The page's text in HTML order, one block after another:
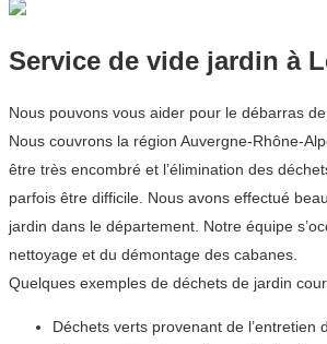
Service de vide jardin à
Nous pouvons vous aider pour le débarras
Nous couvrons la région Auvergne-Rhône-
être très encombré et l’élimination des
parfois être difficile. Nous avons effectué
jardin dans le département. Notre équipe
nettoyage et du démontage des cabanes.
Quelques exemples de déchets de jardin
Déchets verts provenant de l’entretien